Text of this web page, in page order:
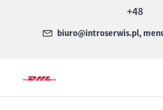
+48
biuro@introserwis.pl,